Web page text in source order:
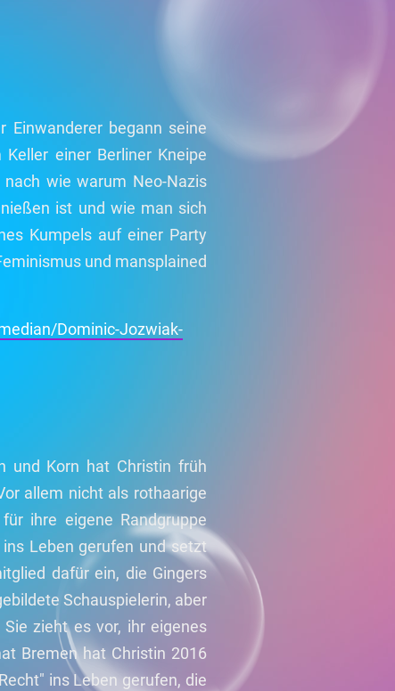
Einwanderer begann seine
einer Berliner Kneipe
wie warum Neo-Nazis
ist und wie man sich
Kumpels auf einer Party
und mansplained
Dominic-Jozwiak-
und Korn hat Christin früh
allem nicht als rothaarige
ihre eigene Randgruppe
Leben gerufen und setzt
dafür ein, die Gingers
Schauspielerin, aber
zieht es vor, ihr eigenes
Bremen hat Christin 2016
ins Leben gerufen, die